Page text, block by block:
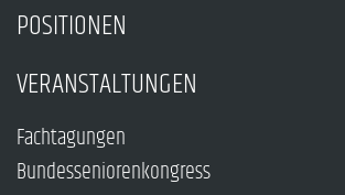
POSITIONEN
VERANSTALTUNGEN
Fachtagungen
Bundesseniorenkongress